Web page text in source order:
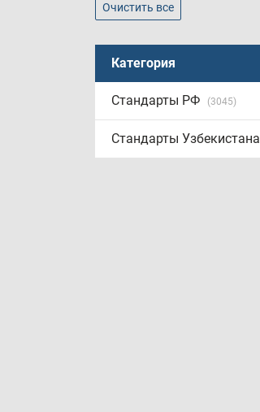
Очистить все
Категория
Стандарты РФ (3045)
Стандарты Узбекистана